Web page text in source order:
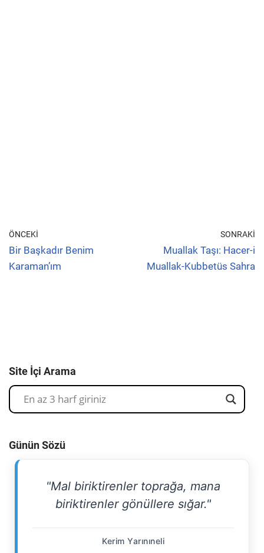
ÖNCEKI
Bir Başkadır Benim
Karaman’ım
SONRAKI
Muallak Taşı: Hacer-i
Muallak-Kubbetüs Sahra
Site İçi Arama
Günün Sözü
"Mal biriktirenler toprağa, mana
biriktirenler gönüllere sığar."
Kerim Yarınıneli